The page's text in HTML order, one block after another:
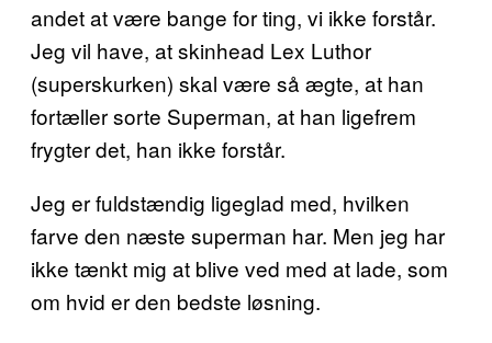
andet at være bange for ting, vi ikke forstår.
Jeg vil have, at skinhead Lex Luthor
(superskurken) skal være så ægte, at han
fortæller sorte Superman, at han ligefrem
frygter det, han ikke forstår.
Jeg er fuldstændig ligeglad med, hvilken
farve den næste superman har. Men jeg har
ikke tænkt mig at blive ved med at lade, som
om hvid er den bedste løsning.